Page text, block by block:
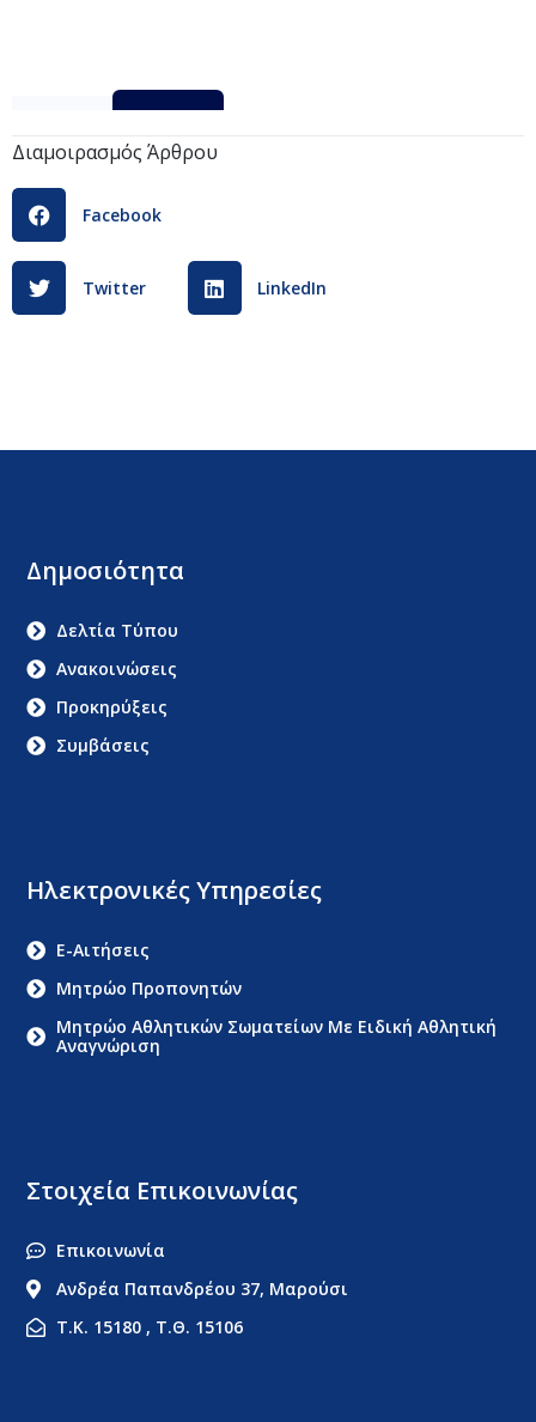
Διαμοιρασμός Άρθρου
Facebook
Twitter LinkedIn
Στοιχεία Επικοινωνίας
Επικοινωνία
Ανδρέα Παπανδρέου 37, Μαρούσι
Τ.Κ. 15180 , Τ.Θ. 15106
Ηλεκτρονικές Υπηρεσίες
E-Αιτήσεις
Μητρώο Προπονητών
Μητρώο Αθλητικών Σωματείων Με Ειδική Αθλητική
Αναγνώριση
Δημοσιότητα
Δελτία Τύπου
Ανακοινώσεις
Προκηρύξεις
Συμβάσεις